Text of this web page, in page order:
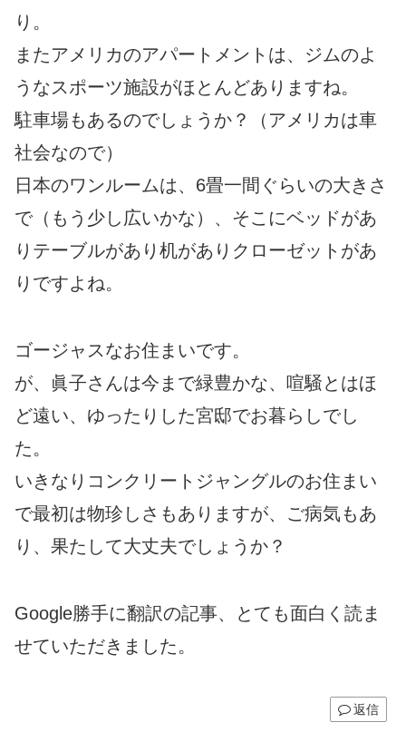
り。
またアメリカのアパートメントは、ジムのよ
うなスポーツ施設がほとんどありますね。
駐車場もあるのでしょうか？（アメリカは車
社会なので）
日本のワンルームは、6畳一間ぐらいの大きさ
で（もう少し広いかな）、そこにベッドがあ
りテーブルがあり机がありクローゼットがあ
りですよね。
ゴージャスなお住まいです。
が、眞子さんは今まで緑豊かな、喧騒とはほ
ど遠い、ゆったりした宮邸でお暮らしでし
た。
いきなりコンクリートジャングルのお住まい
で最初は物珍しさもありますが、ご病気もあ
り、果たして大丈夫でしょうか？
Google勝手に翻訳の記事、とても面白く読ま
せていただきました。
返信